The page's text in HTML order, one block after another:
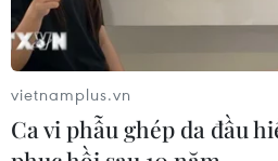
Xem
vietnamplus.vn
Ca vi phẫu ghép da đầu